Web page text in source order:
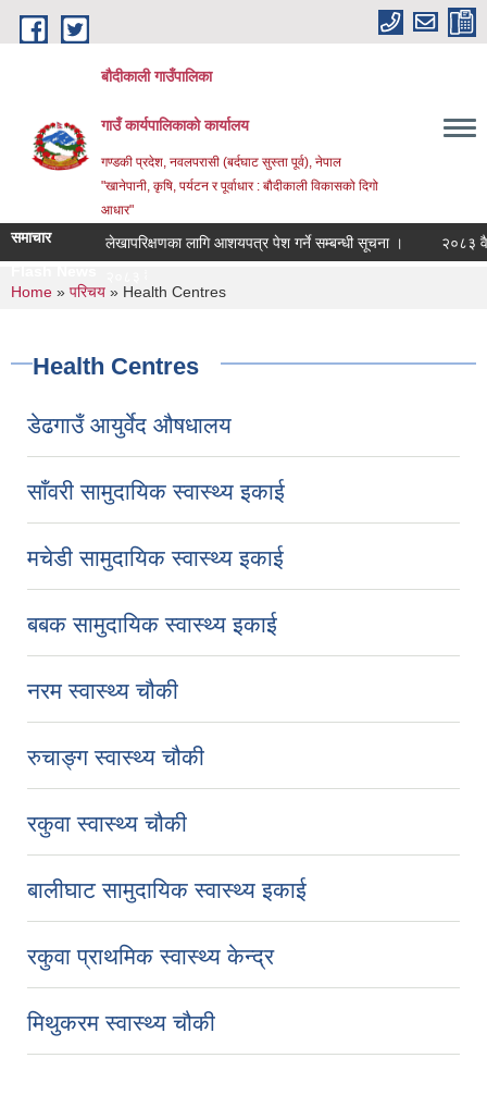
Skip to main content
बौदीकाली गाउँपालिका
गाउँ कार्यपालिकाको कार्यालय
गण्डकी प्रदेश, नवलपरासी (बर्दघाट सुस्ता पूर्व), नेपाल
"खानेपानी, कृषि, पर्यटन र पूर्वाधार : बौदीकाली विकासको दिगो
आधार"
समाचार लेखापरिक्षणका लागि आशयपत्र पेश गर्ने सम्बन्धी सूचना ।
२०८३
You are here
Home » परिचय » Health Centres
Health Centres
डेढगाउँ आयुर्वेद औषधालय
साँवरी सामुदायिक स्वास्थ्य इकाई
मचेडी सामुदायिक स्वास्थ्य इकाई
बबक सामुदायिक स्वास्थ्य इकाई
नरम स्वास्थ्य चौकी
रुचाङ्ग स्वास्थ्य चौकी
रकुवा स्वास्थ्य चौकी
बालीघाट सामुदायिक स्वास्थ्य इकाई
रकुवा प्राथमिक स्वास्थ्य केन्द्र
मिथुकरम स्वास्थ्य चौकी